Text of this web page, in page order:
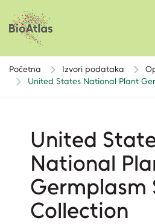
Početna Izvori podataka
United States National Plant
United
National
Germplasm
Collection